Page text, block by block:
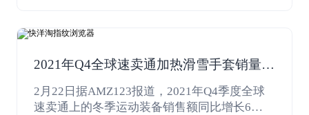
新品所需要的时间。
2021年Q4全球速卖通加热滑雪手套销量同
比增78000%
2月22日据AMZ123报道，2021年Q4季度全球
速卖通上的冬季运动装备销售额同比增长6